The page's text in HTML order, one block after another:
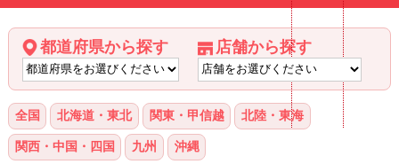
都道府県から探す 店舗から探す
全国 北海道・東北 関東・甲信越 北陸・東海
関西・中国・四国 九州 沖縄